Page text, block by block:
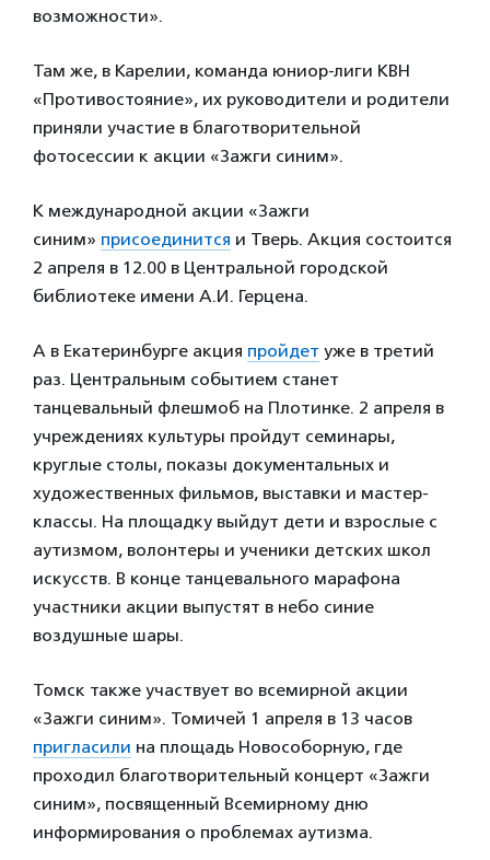
возможности».
Там же, в Карелии, команда юниор-лиги КВН
«Противостояние», их руководители и родители
приняли участие в благотворительной
фотосессии к акции «Зажги синим».
К международной акции «Зажги
синим» присоединится и Тверь. Акция состоится
2 апреля в 12.00 в Центральной городской
библиотеке имени А.И. Герцена.
А в Екатеринбурге акция пройдет уже в третий
раз. Центральным событием станет
танцевальный флешмоб на Плотинке. 2 апреля в
учреждениях культуры пройдут семинары,
круглые столы, показы документальных и
художественных фильмов, выставки и мастер-
классы. На площадку выйдут дети и взрослые с
аутизмом, волонтеры и ученики детских школ
искусств. В конце танцевального марафона
участники акции выпустят в небо синие
воздушные шары.
Томск также участвует во всемирной акции
«Зажги синим». Томичей 1 апреля в 13 часов
пригласили на площадь Новособорную, где
проходил благотворительный концерт «Зажги
синим», посвященный Всемирному дню
информирования о проблемах аутизма.